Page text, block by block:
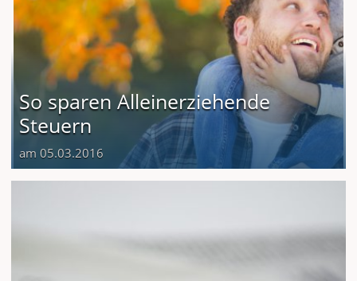
So sparen Alleinerziehende
Steuern
am 05.03.2016